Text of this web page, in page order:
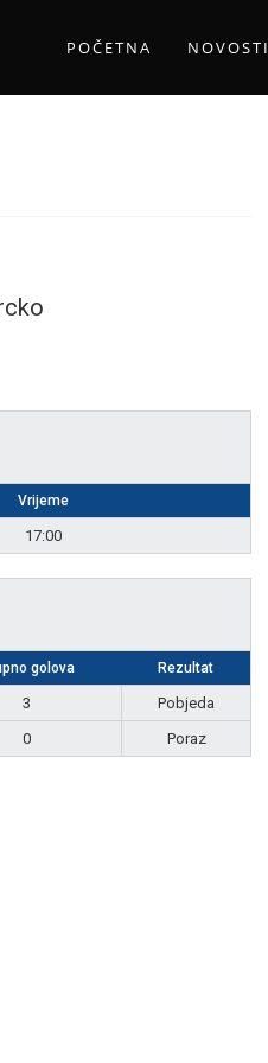
POČETNA NOVOSTI
Vrijeme
17:00
golova Rezultat
3
Pobjeda
0 Poraz